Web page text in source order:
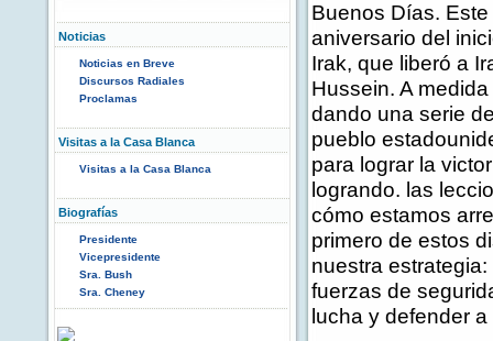
Noticias
Noticias en Breve
Discursos Radiales
Proclamas
Visitas a la Casa Blanca
Visitas a la Casa Blanca
Biografías
Presidente
Vicepresidente
Sra. Bush
Sra. Cheney
Buenos Días.
aniversario del
Irak, que liberó a
Hussein. A
dando una serie
pueblo
para lograr la
logrando. las
cómo estamos
primero de estos
nuestra
fuerzas de
lucha y defender